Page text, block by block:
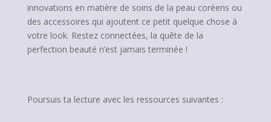
innovations en matière de soins de la peau coréens ou
des accessoires qui ajoutent ce petit quelque chose à
votre look. Restez connectées, la quête de la
perfection beauté n’est jamais terminée !
Poursuis ta lecture avec les ressources suivantes :